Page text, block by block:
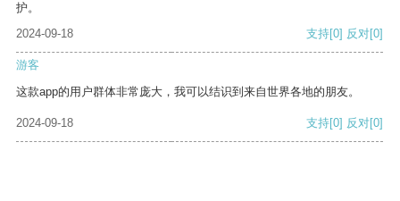
护。
2024-09-18
支持[0] 反对[0]
游客
这款app的用户群体非常庞大，我可以结识到来自世界各地的朋友。
2024-09-18 支持[0] 反对[0]